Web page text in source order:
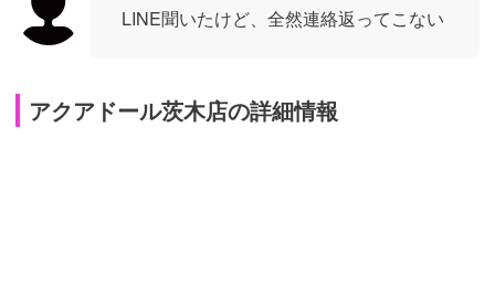
LINE聞いたけど、全然連絡返ってこない
アクアドール茨木店の詳細情報